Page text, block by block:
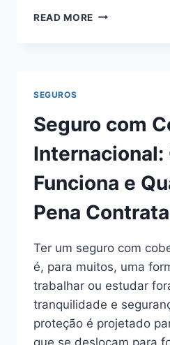
READ MORE COMO
SEGUROS
Seguro com
Internacional:
Funciona e
Pena
Ter um seguro com
é, para muitos, uma
trabalhar ou estudar
tranquilidade e
proteção é projetado
que se deslocam para